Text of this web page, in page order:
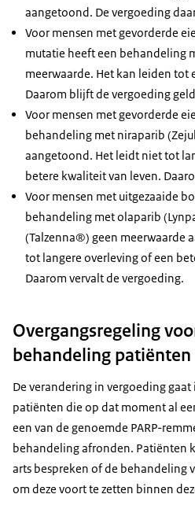
aangetoond. De vergoeding
Voor mensen met gevorderde
mutatie heeft een behandeling
meerwaarde. Het kan leiden tot
Daarom blijft de vergoeding
Voor mensen met gevorderde
behandeling met niraparib
aangetoond. Het leidt niet tot
betere kwaliteit van leven.
Voor mensen met uitgezaaide
behandeling met olaparib
(Talzenna®) geen meerwaarde
tot langere overleving of een
Daarom vervalt de vergoeding.
Overgangsregeling
behandeling patiënten
De verandering in vergoeding
patiënten die op dat moment al
een van de genoemde PARP-
behandeling afronden. Patiënten
arts bespreken of de behandeling
om deze voort te zetten binnen